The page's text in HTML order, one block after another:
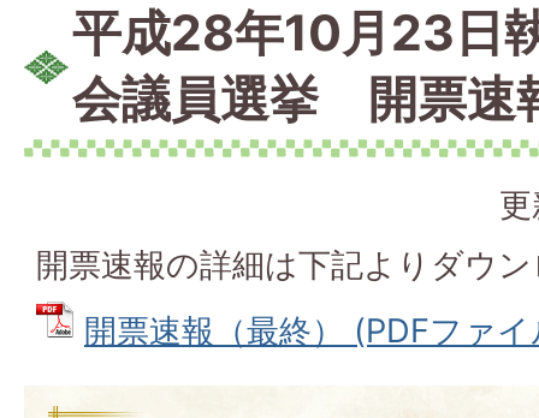
平成28年10月23日
会議員選挙 開票速
開票速報の詳細は下記よりダウ
開票速報（最終） (PDFファ